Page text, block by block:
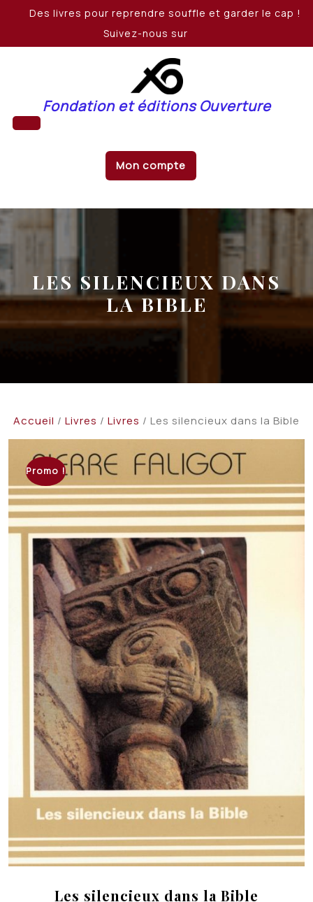
Des livres pour reprendre souffle et garder le cap !
Suivez-nous sur
Fondation et éditions Ouverture
Mon compte
LES SILENCIEUX DANS
LA BIBLE
Accueil / Livres / Livres / Les silencieux dans la Bible
Promo !
Les silencieux dans la Bible